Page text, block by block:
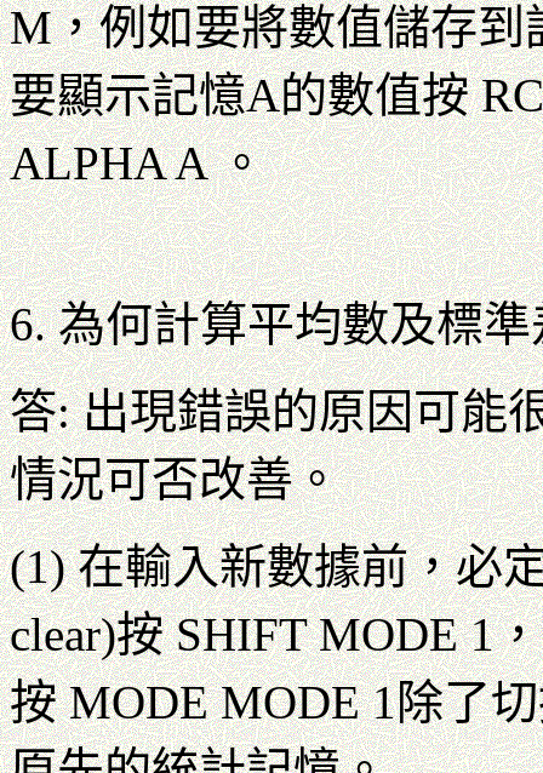
M，例如要將數值儲存到
要顯示記憶A的數值按
ALPHA A 。
6. 為何計算平均數及標
答: 出現錯誤的原因可能
情況可否改善。
(1) 在輸入新數據前，必
clear)按 SHIFT MODE 1
按 MODE MODE 1除了